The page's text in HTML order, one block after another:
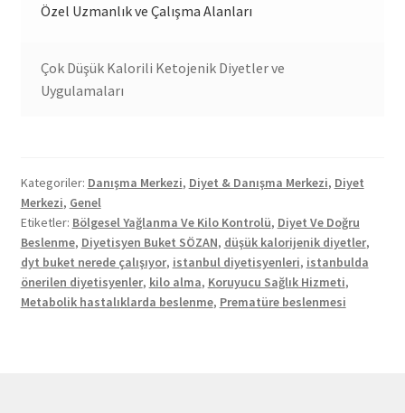
Özel Uzmanlık ve Çalışma Alanları
Çok Düşük Kalorili Ketojenik Diyetler ve
Uygulamaları
Kategoriler: Danışma Merkezi, Diyet & Danışma Merkezi, Diyet
Merkezi, Genel
Etiketler: Bölgesel Yağlanma Ve Kilo Kontrolü, Diyet Ve Doğru
Beslenme, Diyetisyen Buket SÖZAN, düşük kalorijenik diyetler,
dyt buket nerede çalışıyor, istanbul diyetisyenleri, istanbulda
önerilen diyetisyenler, kilo alma, Koruyucu Sağlık Hizmeti,
Metabolik hastalıklarda beslenme, Prematüre beslenmesi